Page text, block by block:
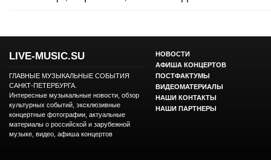
LIVE-MUSIC.SU
ГЛАВНЫЕ МУЗЫКАЛЬНЫЕ СОБЫТИЯ
САНКТ-ПЕТЕРБУРГА.
Интересные музыкальные новости, обзор
культурных событий, эксклюзивные
концертные фотографии, актуальные
материалы о российской и зарубежной
музыке, видео, афиша концертов
НОВОСТИ
АФИША КОНЦЕРТОВ
ПОСТФАКТУМЫ
ВИДЕОМАТЕРИАЛЫ
НАШИ КОНТАКТЫ
НАШИ ПАРТНЕРЫ